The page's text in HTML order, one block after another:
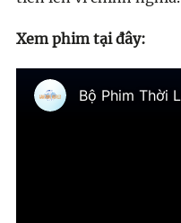
Xem phim tại đây: